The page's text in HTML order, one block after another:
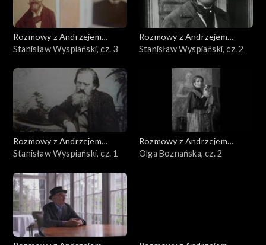
Rozmowy z Andrzejem
Doboszem
Stanisław Wyspiański, cz. 3
Rozmowy z Andrzejem
Doboszem
Stanisław Wyspiański, cz. 2
Rozmowy z Andrzejem
Doboszem
Stanisław Wyspiański, cz. 1
Rozmowy z Andrzejem
Doboszem
Olga Boznańska, cz. 2